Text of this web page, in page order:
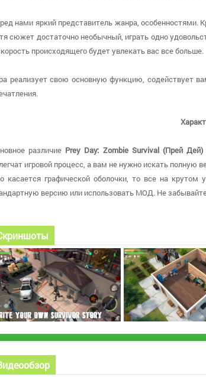
нами яркий представитель жанра,
сюжет достаточно необычный, играть одно
происходящего будет увлекать вас все больше.
реализует свою основную функцию, содействует
различие Prey Day: Zombie Survival (Прей
игровой процесс, а вам не нужно искать полную
касается графической оболочки, то все на
версию или использовать МОД. Не